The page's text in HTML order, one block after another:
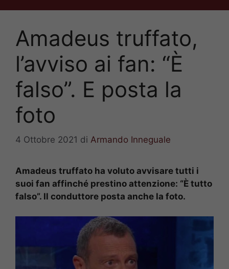
Amadeus truffato,
l’avviso ai fan: “È
falso”. E posta la
foto
4 Ottobre 2021 di Armando Inneguale
Amadeus truffato ha voluto avvisare tutti i
suoi fan affinché prestino attenzione: “È tutto
falso”. Il conduttore posta anche la foto.